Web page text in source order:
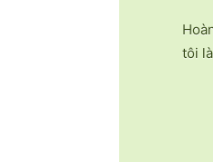
tôi